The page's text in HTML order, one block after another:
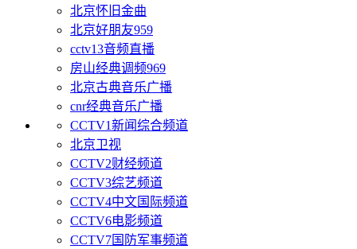
北京怀旧金曲
北京好朋友959
cctv13音频直播
房山经典调频969
北京古典音乐广播
cnr经典音乐广播
CCTV1新闻综合频道
北京卫视
CCTV2财经频道
CCTV3综艺频道
CCTV4中文国际频道
CCTV6电影频道
CCTV7国防军事频道